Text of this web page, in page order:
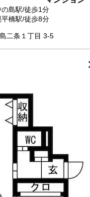
島駅/徒歩1分
橋駅/徒歩8分
二条１丁目 3-5